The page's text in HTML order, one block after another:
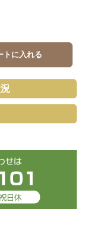
トに入れる